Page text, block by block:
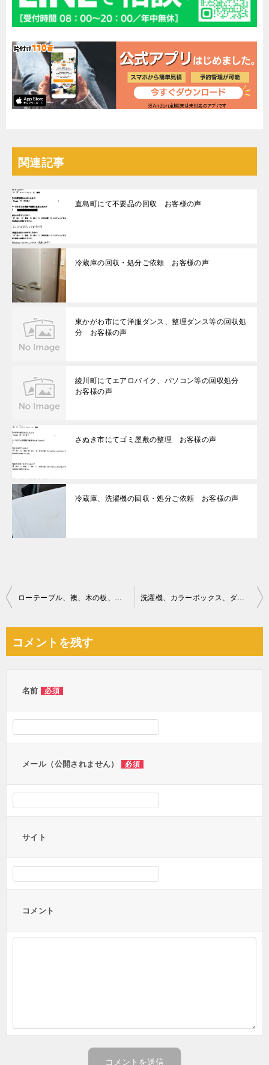
関連記事
直島町にて不要品の回収 お客様の声
冷蔵庫の回収・処分ご依頼 お客様の声
東かがわ市にて洋服ダンス、整理ダンス等の回収処
分 お客様の声
綾川町にてエアロバイク、パソコン等の回収処分
お客様の声
さぬき市にてゴミ屋敷の整理 お客様の声
冷蔵庫、洗濯機の回収・処分ご依頼 お客様の声
投
ビ
ローテーブル、襖、木の板、突っ張り棒、虫取り網、一般ごみ等の回収 洗濯機、カラーボックス、ダイニングテーブル、衣類等の回収・処分
コメントを残す
名前 必須
メール（公開されません） 必須
サイト
コメント